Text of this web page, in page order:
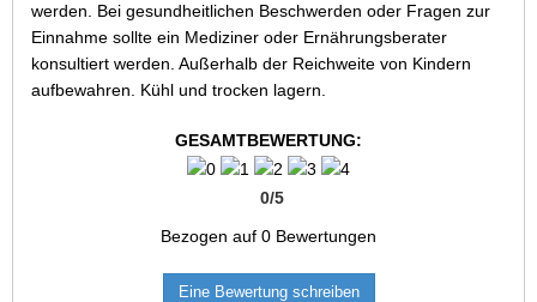
werden. Bei gesundheitlichen Beschwerden oder Fragen zur
Einnahme sollte ein Mediziner oder Ernährungsberater
konsultiert werden. Außerhalb der Reichweite von Kindern
aufbewahren. Kühl und trocken lagern.
GESAMTBEWERTUNG:
0/5
Bezogen auf 0 Bewertungen
Eine Bewertung schreiben